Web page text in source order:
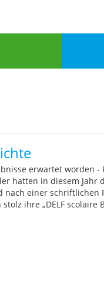
4
erwartet worden -
hatten in diesem
einer schriftlichen
ihre „DELF scolaire